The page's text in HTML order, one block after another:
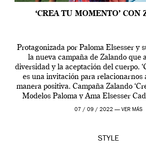
‘CREA TU MOMENTO’ CON
Protagonizada por Paloma Elsesser y
la nueva campaña de Zalando que
diversidad y la aceptación del cuerpo.
es una invitación para relacionarnos
manera positiva. Campaña Zalando
Modelos Paloma y Ama Elsesser
outfit, cada momento,
07 / 09 / 2022 — VER MÁS
STYLE